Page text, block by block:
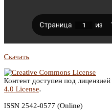
Скачать
Контент доступен под лицензией
4.0 License.
ISSN 2542-0577 (Online)